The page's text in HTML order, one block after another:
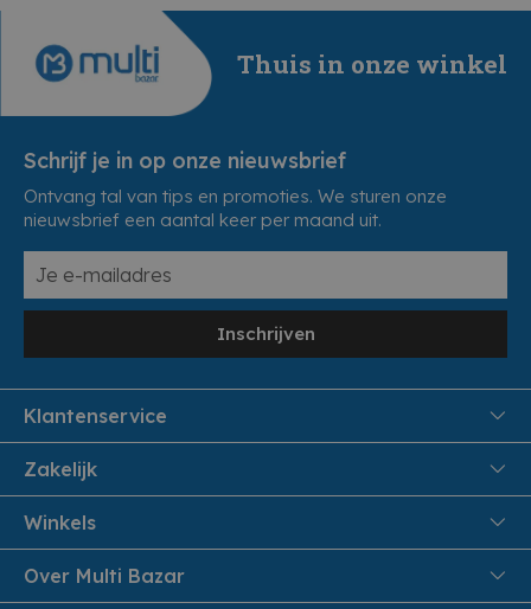
Thuis in onze winkel
Schrijf je in op onze nieuwsbrief
Ontvang tal van tips en promoties. We sturen onze
nieuwsbrief een aantal keer per maand uit.
Inschrijven
Klantenservice
FAQ
Veiligheid en Privacy
Leveren aan huis
Zakelijk
Samenwoonactie
B2B
Winkels
Pittem
Over Multi Bazar